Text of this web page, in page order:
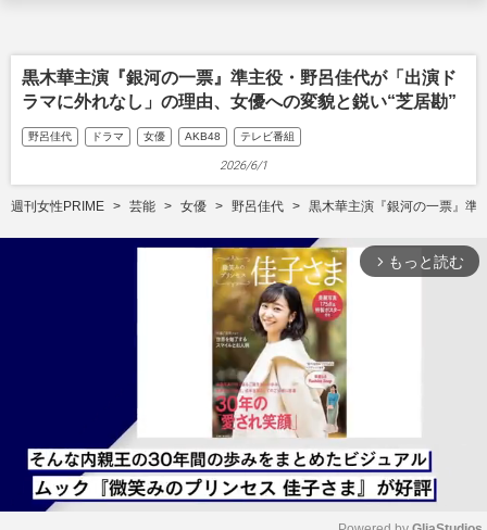
黒木華主演『銀河の一票』準主役・野呂佳代が「出演ド
ラマに外れなし」の理由、女優への変貌と鋭い“芝居勘”
野呂佳代 ドラマ 女優 AKB48 テレビ番組
2026/6/1
週刊女性PRIME 芸能 女優 野呂佳代 黒木華主演『銀河の一票』準
arrow_forward_ios もっと読む